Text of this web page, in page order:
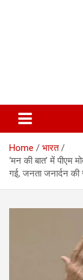
Home
भारत
‘मन की बात’ में पीएम
गई, जनता जनार्दन की